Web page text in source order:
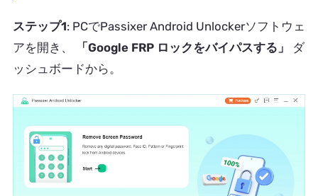
ステップ1: PCでPassixer Android Unlockerソフトウェ
アを開き、
「Google FRP ロックをバイパスする」
ダ
ッシュボードから。